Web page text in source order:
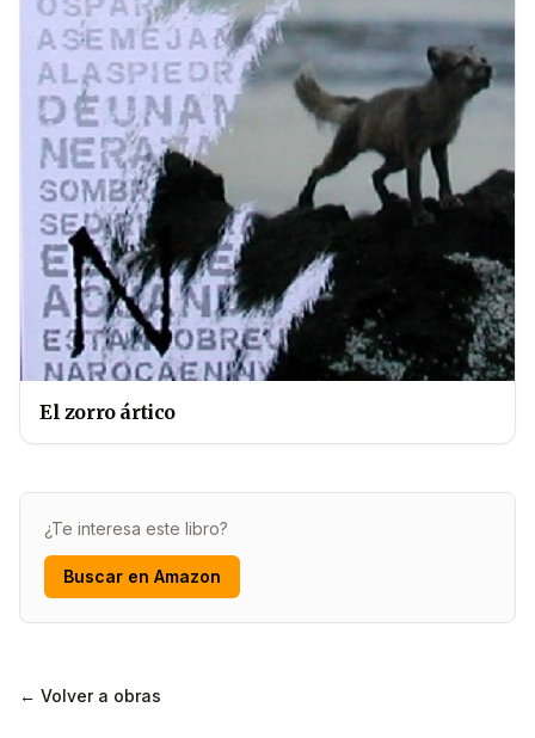
El zorro ártico
¿Te interesa este libro?
Buscar en Amazon
← Volver a obras